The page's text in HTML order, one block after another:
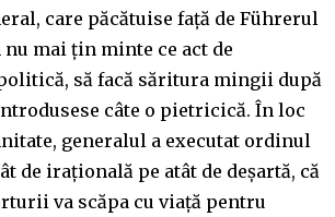
care păcătuise față de Führerul
mai țin minte ce act de
să facă săritura mingii după
câte o pietricică. În loc
generalul a executat ordinul
de irațională pe atât de deșartă, că
va scăpa cu viață pentru